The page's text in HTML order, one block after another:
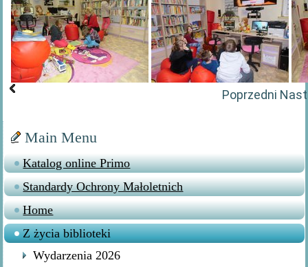
Poprzedni
Main Menu
Katalog online Primo
Standardy Ochrony Małoletnich
Home
Z życia biblioteki
Wydarzenia 2026